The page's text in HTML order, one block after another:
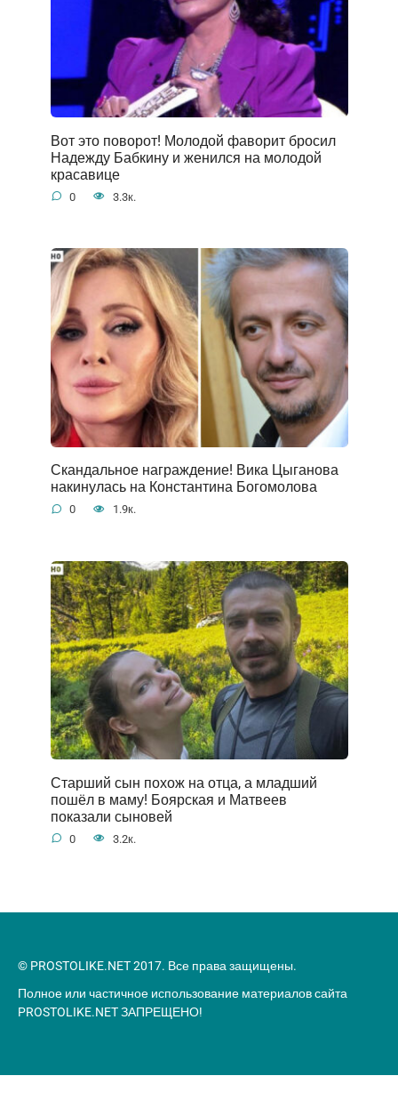
Вот это поворот! Молодой фаворит бросил
Надежду Бабкину и женился на молодой
красавице
0 3.3к.
Скандальное награждение! Вика Цыганова
накинулась на Константина Богомолова
0 1.9к.
Старший сын похож на отца, а младший
пошёл в маму! Боярская и Матвеев
показали сыновей
0 3.2к.
© PROSTOLIKE.NET 2017. Все права защищены.
Полное или частичное использование материалов сайта
PROSTOLIKE.NET ЗАПРЕЩЕНО!